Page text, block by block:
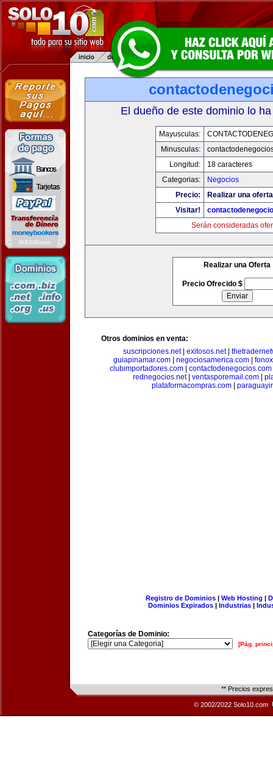
El dueño de este dominio lo
Mayusculas:
Minusculas:
Longitud:
18 caracteres
Categorias:
Negocios
Precio:
Realizar una
Visitar!
Serán consideradas
Realizar una Oferta
Precio Ofrecido $
Otros dominios en venta:
suscripciones.net| exitosos.net|
guiapinamar.com
negociosamerica.com
clubimportadores.com
contactodenegocios.com
rednegocios.net| ventasporemail.com
plataformacompras.com|
Registro de Dominios| Web Hosting |
Dominios Expirados | Industrias |
Categorías de Dominio:
[Pág.
** Precios
© 2002/2022 Solo10.com